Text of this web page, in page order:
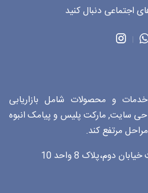
و محصولات شامل بازاریابی
سایت, مارکت پلیس و پیامک انبوه
مرتفع کند.
دوم،پلاک 8 واحد 10
اجتماعی دنبال کنید